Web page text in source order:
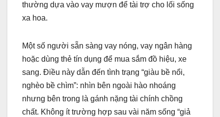
thường dựa vào vay mượn để tài trợ cho lối sống
xa hoa.
Một số người sẵn sàng vay nóng, vay ngân hàng
hoặc dùng thẻ tín dụng để mua sắm đồ hiệu, xe
sang. Điều này dẫn đến tình trạng “giàu bề nổi,
nghèo bề chìm”: nhìn bên ngoài hào nhoáng
nhưng bên trong là gánh nặng tài chính chồng
chất. Không ít trường hợp sau vài năm sống “giả